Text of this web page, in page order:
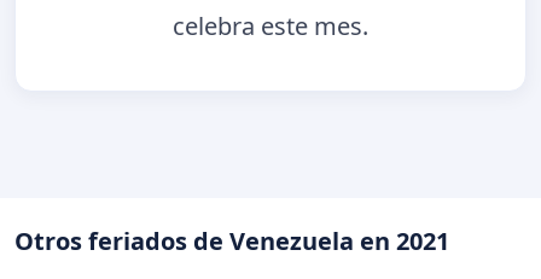
celebra este mes.
Otros feriados de Venezuela en 2021